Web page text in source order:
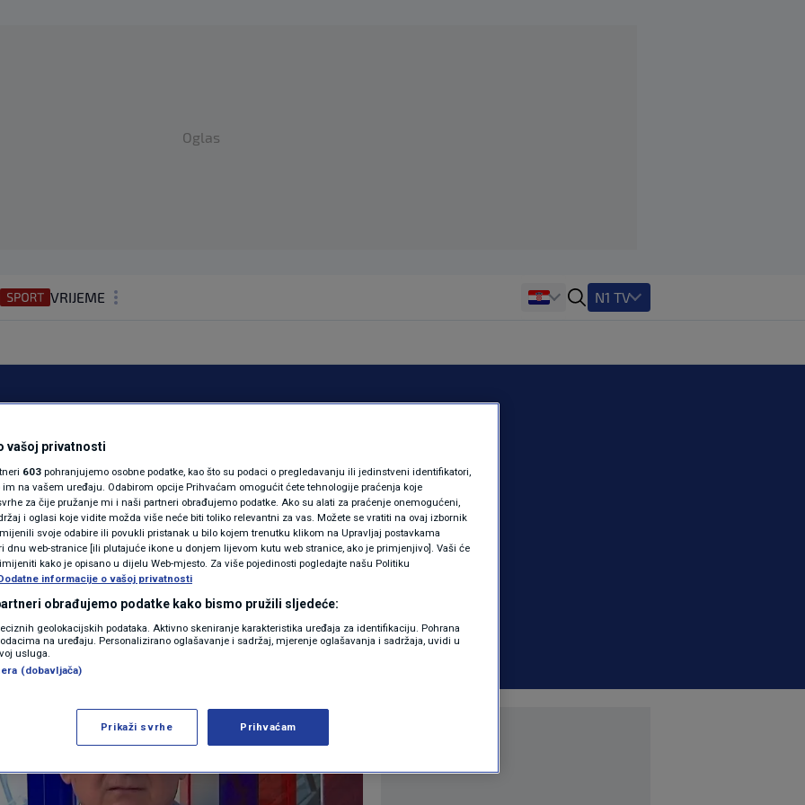
Oglas
VRIJEME
REGIJA
MAGAZIN
KOLUMNE
N1(DIS)INFO
KLIMATSKE PROMJENE
FOTO
VIDEO
N1 TV
Otvore se te
da se nešto radi
12:02 | VIJESTI | 0 komentara
Više
vašoj privatnosti
603 pohranjujemo osobne podatke, kao što su podaci o pregledavanju ili jedinstveni identifikatori,
na vašem uređaju. Odabirom opcije Prihvaćam omogućit ćete tehnologije praćenja koje
za čije pružanje mi i naši partneri obrađujemo podatke. Ako su alati za praćenje onemogućeni,
i oglasi koje vidite možda više neće biti toliko relevantni za vas. Možete se vratiti na ovaj izbornik
svoje odabire ili povukli pristanak u bilo kojem trenutku klikom na Upravljaj postavkama
dnu web-stranice [ili plutajuće ikone u donjem lijevom kutu web stranice, ako je primjenjivo]. Vaši će
kako je opisano u dijelu Web-mjesto. Za više pojedinosti pogledajte našu Politiku
informacije o vašoj privatnosti
obrađujemo podatke kako bismo pružili sljedeće:
geolokacijskih podataka. Aktivno skeniranje karakteristika uređaja za identifikaciju. Pohrana
na uređaju. Personalizirano oglašavanje i sadržaj, mjerenje oglašavanja i sadržaja, uvidi u
usluga.
(dobavljača)
Prikaži svrhe Prihvaćam